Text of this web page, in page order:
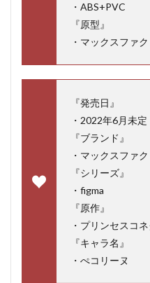
・ABS+PVC
『原型』
・マックスファ
『発売日』
・2022年6月未定
『ブランド』
・マックスファ
『シリーズ』
・figma
『原作』
・プリンセスコ
『キャラ名』
・ぺコリーヌ